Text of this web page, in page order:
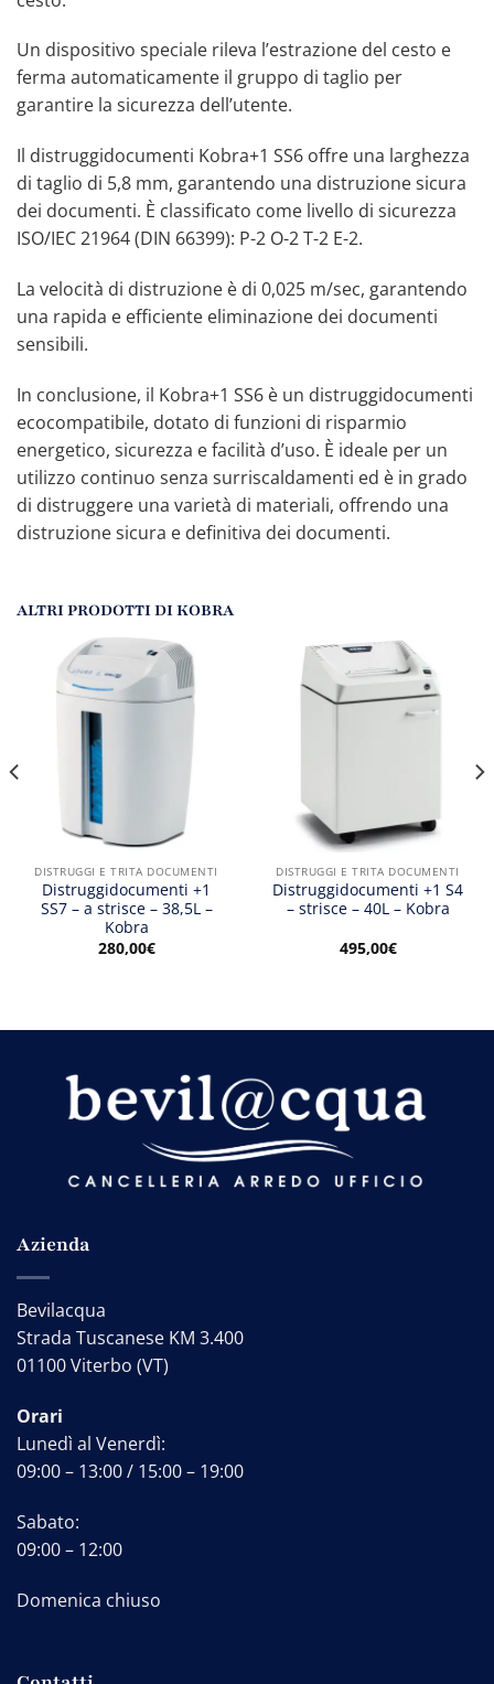
Un dispositivo speciale rileva l’estrazione del cesto e
ferma automaticamente il gruppo di taglio per
garantire la sicurezza dell’utente.
Il distruggidocumenti Kobra+1 SS6 offre una larghezza
di taglio di 5,8 mm, garantendo una distruzione sicura
dei documenti. È classificato come livello di sicurezza
ISO/IEC 21964 (DIN 66399): P-2 O-2 T-2 E-2.
La velocità di distruzione è di 0,025 m/sec, garantendo
una rapida e efficiente eliminazione dei documenti
sensibili.
In conclusione, il Kobra+1 SS6 è un distruggidocumenti
ecocompatibile, dotato di funzioni di risparmio
energetico, sicurezza e facilità d’uso. È ideale per un
utilizzo continuo senza surriscaldamenti ed è in grado
di distruggere una varietà di materiali, offrendo una
distruzione sicura e definitiva dei documenti.
ALTRI PRODOTTI DI KOBRA
DISTRUGGI E TRITA DOCUMENTI
Distruggidocumenti +1
SS7 – a strisce – 38,5L –
Kobra
280,00€
DISTRUGGI E TRITA DOCUMENTI
Distruggidocumenti +1 S4
– strisce – 40L – Kobra
495,00€
Azienda
Bevilacqua
Strada Tuscanese KM 3.400
01100 Viterbo (VT)
Orari
Lunedì al Venerdì:
09:00 – 13:00 / 15:00 – 19:00
Sabato:
09:00 – 12:00
Domenica chiuso